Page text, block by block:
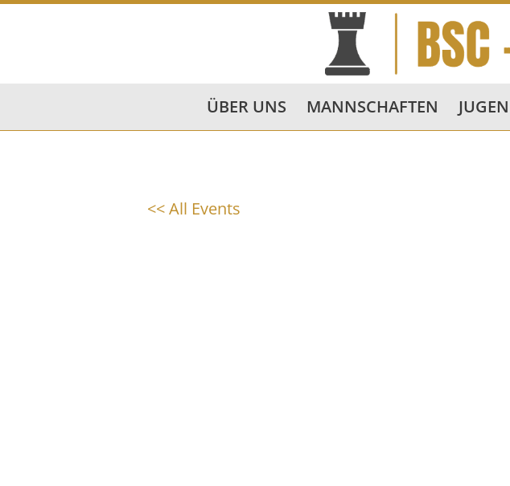
ÜBER UNS MANNSCHAFTEN
<< All Events